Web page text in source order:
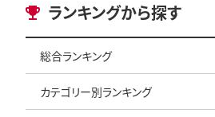
ランキングから探す
総合ランキング
カテゴリー別ランキング